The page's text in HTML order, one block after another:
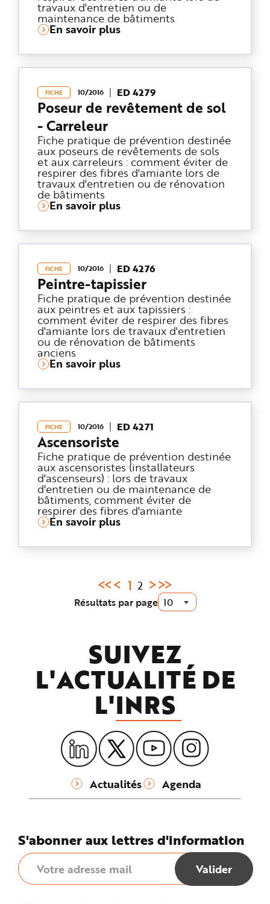
travaux d'entretien ou de
maintenance de bâtiments
En savoir plus
FICHE 10/2016 ED 4279
Poseur de revêtement de sol
- Carreleur
Fiche pratique de prévention destinée
aux poseurs de revêtements de sols
et aux carreleurs : comment éviter de
respirer des fibres d'amiante lors de
travaux d'entretien ou de rénovation
de bâtiments
En savoir plus
FICHE 10/2016 ED 4276
Peintre-tapissier
Fiche pratique de prévention destinée
aux peintres et aux tapissiers :
comment éviter de respirer des fibres
d'amiante lors de travaux d'entretien
ou de rénovation de bâtiments
anciens
En savoir plus
FICHE 10/2016 ED 4271
Ascensoriste
Fiche pratique de prévention destinée
aux ascensoristes (installateurs
d'ascenseurs) : lors de travaux
d'entretien ou de maintenance de
bâtiments, comment éviter de
respirer des fibres d'amiante
En savoir plus
Résultats par page
Page
courante
:
1 2
SUIVEZ
L'ACTUALITÉ DE
L'INRS
Actualités Agenda
S'abonner aux lettres d'information